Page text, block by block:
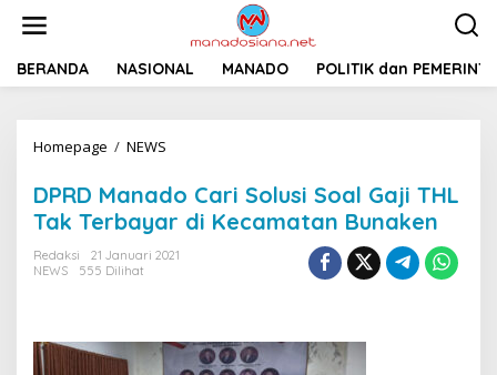
t
BERANDA NASIONAL MANADO POLITIK dan
Homepage / NEWS
R
D
M
a
n
C
DPRD Manado Cari Solusi Soal Gaji THL
Tak Terbayar di Kecamatan Bunaken
Redaksi
21 Januari 2021
NEWS
555 Dilihat